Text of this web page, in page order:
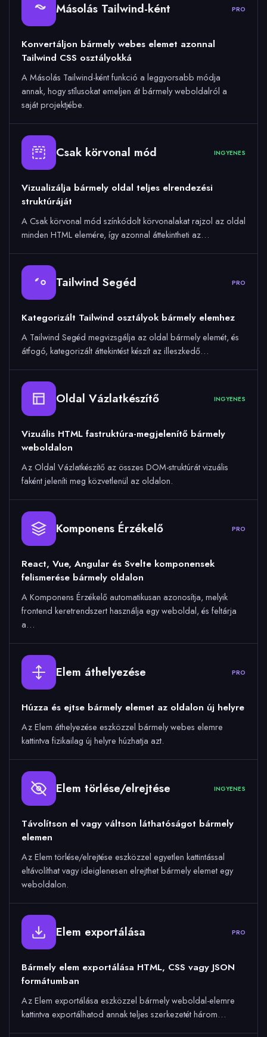
Másolás Tailwind-ként PRO
Konvertáljon bármely webes elemet azonnal
Tailwind CSS osztályokká
A Másolás Tailwind-ként funkció a leggyorsabb módja
annak, hogy stílusokat emeljen át bármely weboldalról a
saját projektjébe.
Csak körvonal mód INGYENES
Vizualizálja bármely oldal teljes elrendezési
struktúráját
A Csak körvonal mód színkódolt körvonalakat rajzol az oldal
minden HTML elemére, így azonnal áttekintheti az…
Tailwind Segéd PRO
Kategorizált Tailwind osztályok bármely elemhez
A Tailwind Segéd megvizsgálja az oldal bármely elemét, és
átfogó, kategorizált áttekintést készít az illeszkedő…
Oldal Vázlatkészítő INGYENES
Vizuális HTML fastruktúra-megjelenítő bármely
weboldalon
Az Oldal Vázlatkészítő az összes DOM-struktúrát vizuális
faként jeleníti meg közvetlenül az oldalon.
Komponens Érzékelő PRO
React, Vue, Angular és Svelte komponensek
felismerése bármely oldalon
A Komponens Érzékelő automatikusan azonosítja, melyik
frontend keretrendszert használja egy weboldal, és feltárja
a…
Elem áthelyezése PRO
Húzza és ejtse bármely elemet az oldalon új helyre
Az Elem áthelyezése eszközzel bármely webes elemre
kattintva fizikailag új helyre húzhatja azt.
Elem törlése/elrejtése INGYENES
Távolítson el vagy váltson láthatóságot bármely
elemen
Az Elem törlése/elrejtése eszközzel egyetlen kattintással
eltávolíthat vagy ideiglenesen elrejthet bármely elemet egy
weboldalon.
Elem exportálása PRO
Bármely elem exportálása HTML, CSS vagy JSON
formátumban
Az Elem exportálása eszközzel bármely weboldal-elemre
kattintva exportálhatod annak teljes szerkezetét három…